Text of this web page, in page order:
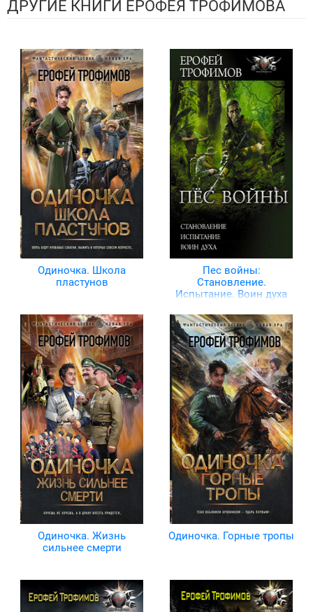
ДРУГИЕ КНИГИ ЕРОФЕЯ ТРОФИМОВА
Одиночка. Школа
пластунов
Пес войны:
Становление.
Испытание. Воин духа
Одиночка. Жизнь
сильнее смерти
Одиночка. Горные тропы